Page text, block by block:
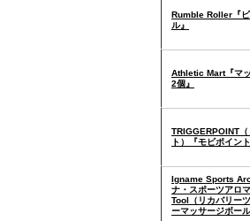
Rumble Roller『
ル』
Athletic Mart『マ
2個』
TRIGGERPOINT
ト）『モビポイン
Igname Sports
ナ・スポーツアロ
Tool（リカバリー
ーマッサージボール